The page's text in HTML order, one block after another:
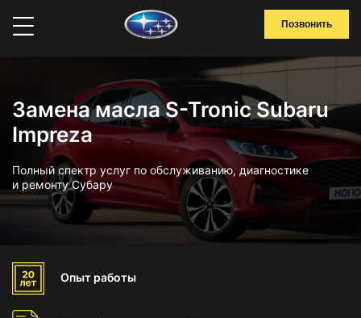
Позвонить
Замена масла S-Tronic Subaru
Impreza
Полный спектр услуг по обслуживанию, диагностике
и ремонту Субару
Опыт работы